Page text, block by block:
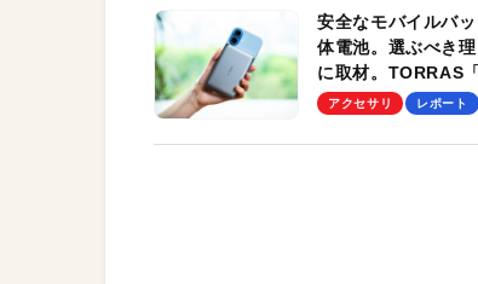
安全なモバイルバ
体電池。選ぶべき
に取材。TORRAS
Pro」の実機レビュ
アクセサリ レポート